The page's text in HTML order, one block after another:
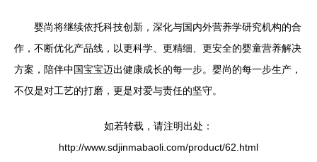
婴尚将继续依托科技创新，深化与国内外营养学研究机构的合
作，不断优化产品线，以更科学、更精细、更安全的婴童营养解决
方案，陪伴中国宝宝迈出健康成长的每一步。婴尚的每一步生产，
不仅是对工艺的打磨，更是对爱与责任的坚守。
如若转载，请注明出处：
http://www.sdjinmabaoli.com/product/62.html